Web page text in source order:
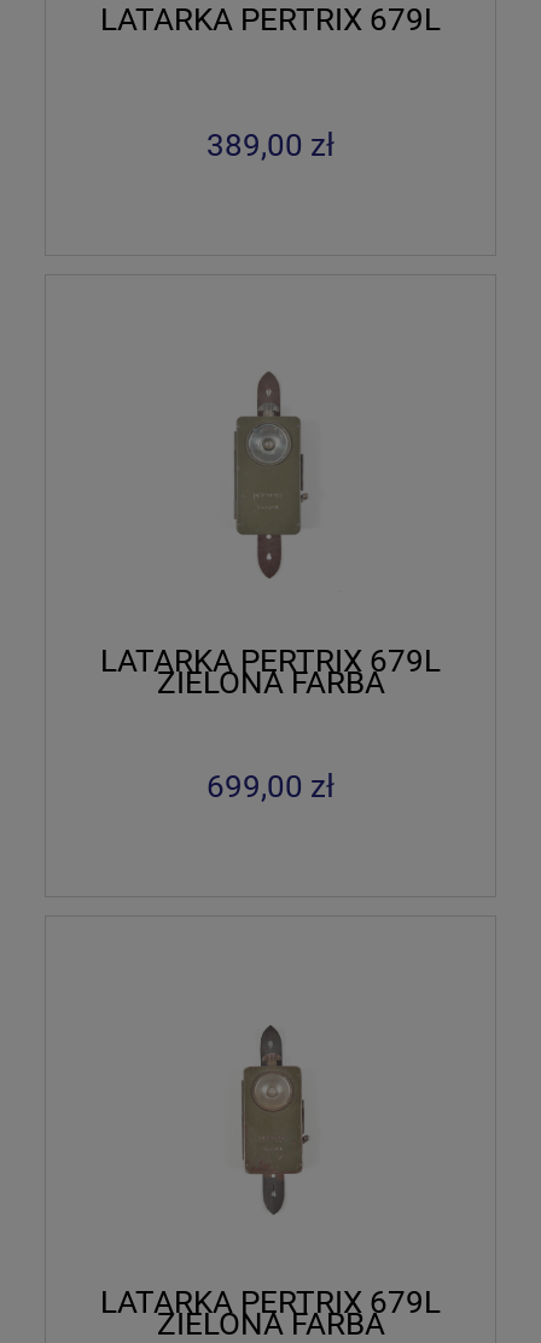
LATARKA PERTRIX 679L
389,00 zł
LATARKA PERTRIX 679L
ZIELONA FARBA
699,00 zł
LATARKA PERTRIX 679L
ZIELONA FARBA